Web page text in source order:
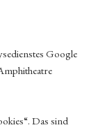
Google
Das sind